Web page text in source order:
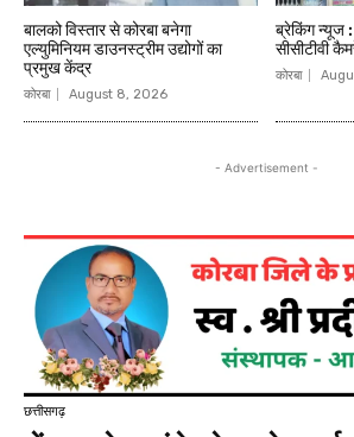
बालको विस्तार से कोरबा बनेगा
एल्युमिनियम डाउनस्ट्रीम उद्योगों का
प्रमुख केंद्र
कोरबा August 8, 2026
ब्रेकिंग न्यूज :
सीसीटीवी
कोरबा
- Advertisement -